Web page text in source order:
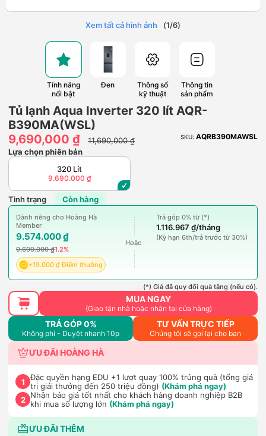
Xem tất cả hình ảnh (1/6)
Tính năng
nổi bật
Đen
Thông số
kỹ thuật
Thông tin
sản phẩm
Tủ lạnh Aqua Inverter 320 lít AQR-
B390MA(WSL)
9,690,000 ₫
11,690,000 ₫ SKU: AQRB390MAWSL
Lựa chọn phiên bản
320 Lít
9.690.000 ₫
Tình trạng Còn hàng
Dành riêng cho Hoàng Hà
Member
9.574.000 ₫
9.690.000 ₫1.2%
+19.000 ₫ Điểm thưởng
Hoặc
Trả góp 0% từ (*)
1.116.967 ₫/tháng
(Kỳ hạn 6th/trả trước từ 30%)
(*) Giá đã quy đổi quà tặng (nếu có).
MUA NGAY
(Giao tận nhà hoặc nhận tại cửa hàng)
TRẢ GÓP 0%
Không phí - Duyệt nhanh 10p
TƯ VẤN TRỰC TIẾP
Chúng tôi sẽ gọi lại cho bạn
ƯU ĐÃI HOÀNG HÀ
1
Đặc quyền hạng EDU +1 lượt quay 100% trúng quà (tổng giá
trị giải thưởng đến 250 triệu đồng) (Khám phá ngay)
2 Nhận báo giá tốt nhất cho khách hàng doanh nghiệp B2B
khi mua số lượng lớn (Khám phá ngay)
ƯU ĐÃI THÊM